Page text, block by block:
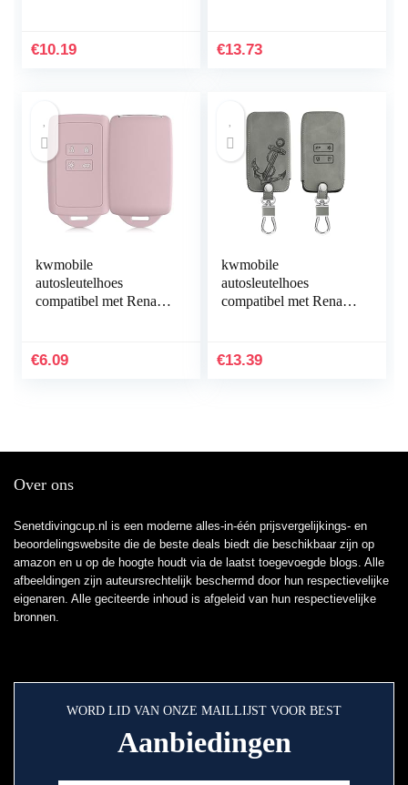
beschermhoes –
€10.19
433,92 MHz
€13.73
kwmobile
autosleutelhoes
compatibel met Renault
Keyless Go) –
€6.09
kwmobile
autosleutelhoes
compatibel met Renault
Keyless Go) –
€13.39
Over ons
Senetdivingcup.nl is een moderne alles-in-één prijsvergelijkings- en
beoordelingswebsite die de beste deals biedt die beschikbaar zijn op
amazon en u op de hoogte houdt via de laatst toegevoegde blogs. Alle
afbeeldingen zijn auteursrechtelijk beschermd door hun respectievelijke
eigenaren. Alle geciteerde inhoud is afgeleid van hun respectievelijke
bronnen.
WORD LID VAN ONZE MAILLIJST VOOR BEST
Aanbiedingen